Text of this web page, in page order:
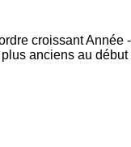
croissantAnnée -
anciens au début